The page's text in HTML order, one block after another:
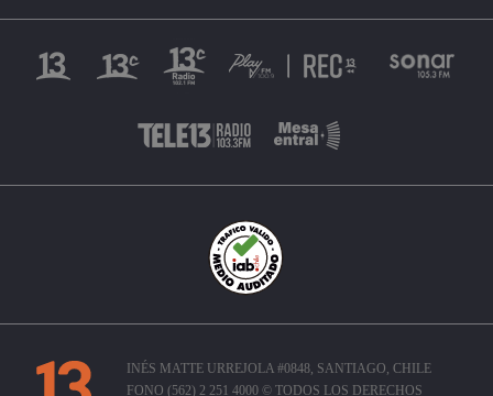
INÉS MATTE URREJOLA #0848, SANTIAGO, CHILE
FONO (562) 2 251 4000 © TODOS LOS DERECHOS